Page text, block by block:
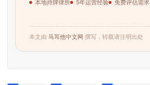
首
本地持牌律所 5年运营经验 免费评估需求
本文由 马耳他中文网 撰写，转载请注明出处